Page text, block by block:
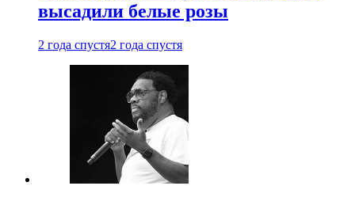
высадили белые розы
2 года спустя2 года спустя